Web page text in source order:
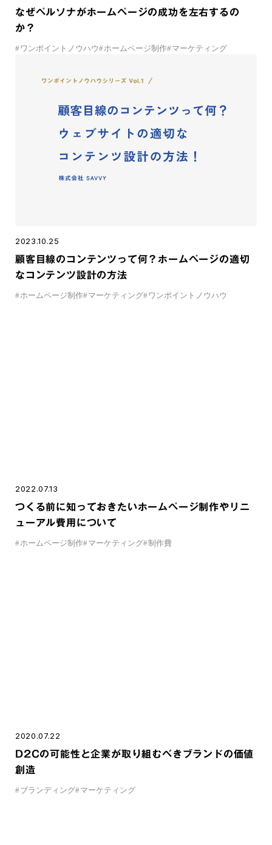
なぜペルソナがホームページの成功を左右するの
か？
# ワンポイントノウハウ#ホームページ制作# マーケティング
2023.10.25
顧客目線のコンテンツって何？ホームページの適切
なコンテンツ設計の方法
#ホームページ制作# マーケティング# ワンポイントノウハウ
2022.07.13
つくる前に知っておきたいホームページ制作やリニ
ューアル費用について
# ホームページ制作# マーケティング#制作費
2020.07.22
D2Cの可能性と企業が取り組むベきブランドの価値
創造
# ブランディング# マーケティング